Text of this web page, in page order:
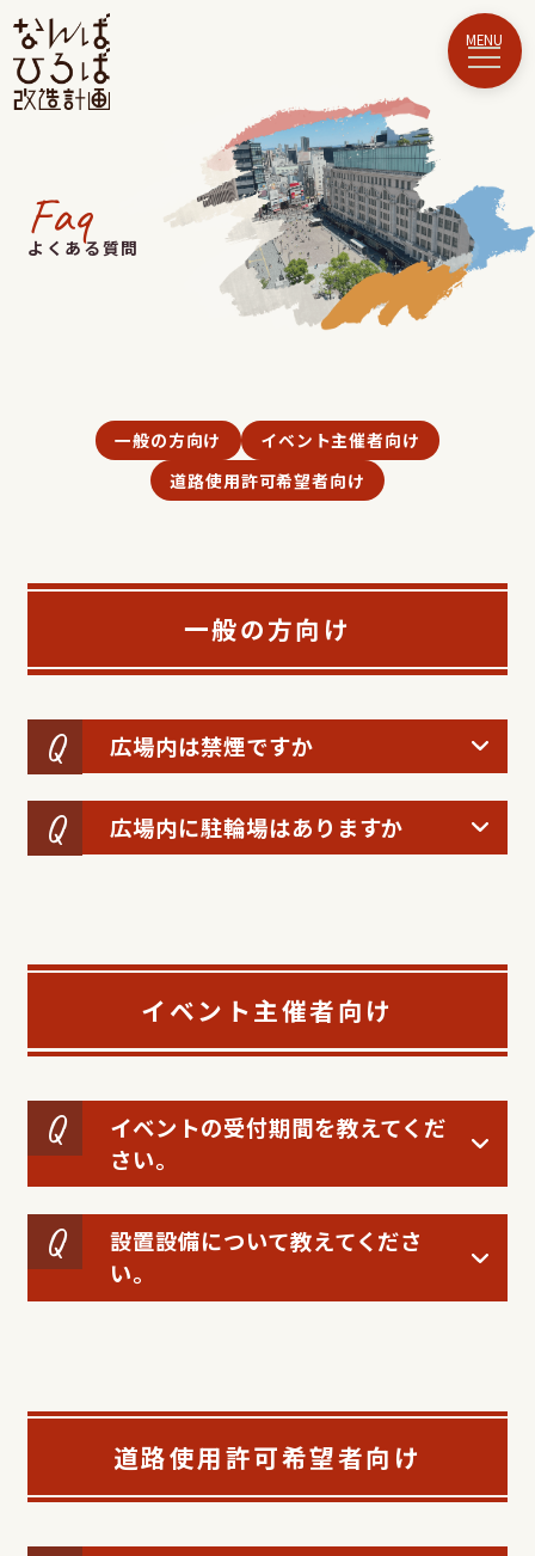
Faq
よくある質問
一般の方向け
イベント主催者向け
道路使用許可希望者向け
一般の方向け
広場内は禁煙ですか
広場内に駐輪場はありますか
イベント主催者向け
イベントの受付期間を教えてくだ
さい。
設置設備について教えてくださ
い。
道路使用許可希望者向け